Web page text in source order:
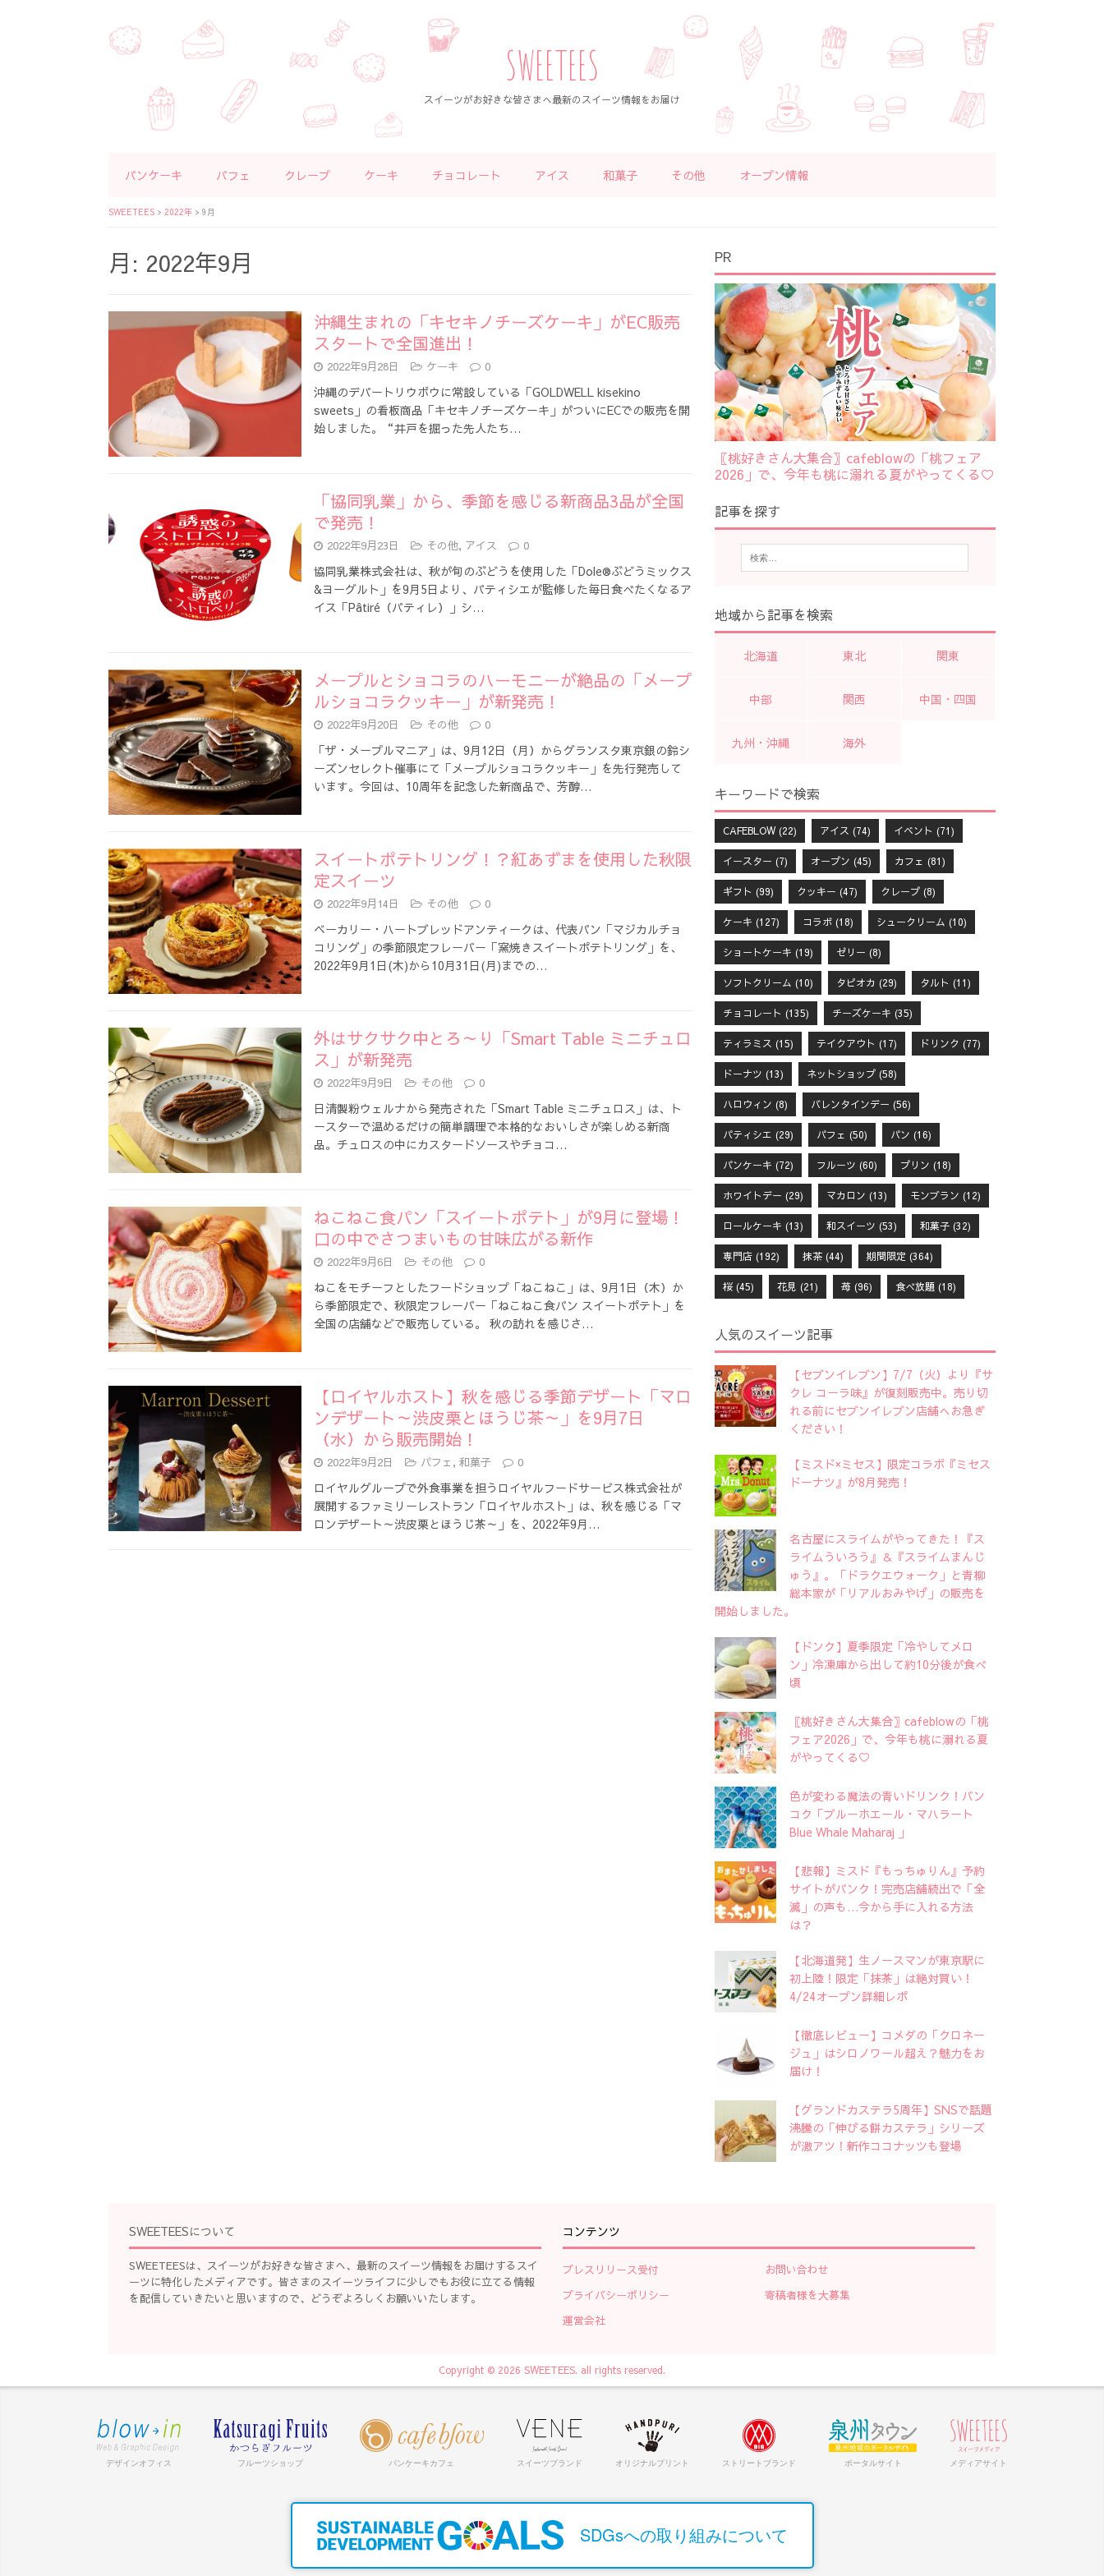
SWEETEES
スイーツがお好きな皆さまへ最新のスイーツ情報をお届け
パンケーキ パフェ クレープ ケーキ チョコレート アイス 和菓子 その他 オープン情報
SWEETEES > 2022年 > 9月
月: 2022年9月
沖縄生まれの「キセキノチーズケーキ」がEC販売
スタートで全国進出！
2022年9月28日 ケーキ 0
沖縄のデパートリウボウに常設している「GOLDWELL kisekino
sweets」の看板商品「キセキノチーズケーキ」がついにECでの販売を開
始しました。“井戸を掘った先人たち…
「協同乳業」から、季節を感じる新商品3品が全国
で発売！
2022年9月23日 その他, アイス 0
協同乳業株式会社は、秋が旬のぶどうを使用した「Dole®ぶどうミックス
&ヨーグルト」を9月5日より、パティシエが監修した毎日食べたくなるア
イス「Pâtiré（パティレ）」シ…
メープルとショコラのハーモニーが絶品の「メープ
ルショコラクッキー」が新発売！
2022年9月20日 その他 0
「ザ・メープルマニア」は、9月12日（月）からグランスタ東京銀の鈴シ
ーズンセレクト催事にて「メープルショコラクッキー」を先行発売して
います。今回は、10周年を記念した新商品で、芳醇…
スイートポテトリング！？紅あずまを使用した秋限
定スイーツ
2022年9月14日 その他 0
ベーカリー・ハートブレッドアンティークは、代表パン「マジカルチョ
コリング」の季節限定フレーバー「窯焼きスイートポテトリング」を、
2022年9月1日(木)から10月31日(月)までの…
外はサクサク中とろ～り「Smart Table ミニチュロ
ス」が新発売
2022年9月9日 その他 0
日清製粉ウェルナから発売された「Smart Table ミニチュロス」は、ト
ースターで温めるだけの簡単調理で本格的なおいしさが楽しめる新商
品。チュロスの中にカスタードソースやチョコ…
ねこねこ食パン「スイートポテト」が9月に登場！
口の中でさつまいもの甘味広がる新作
2022年9月6日 その他 0
ねこをモチーフとしたフードショップ「ねこねこ」は、9月1日（木）か
ら季節限定で、秋限定フレーバー「ねこねこ食パン スイートポテト」を
全国の店舗などで販売している。 秋の訪れを感じさ…
【ロイヤルホスト】秋を感じる季節デザート「マロ
ンデザート～渋皮栗とほうじ茶～」を9月7日
（水）から販売開始！
2022年9月2日 パフェ , 和菓子 0
ロイヤルグループで外食事業を担うロイヤルフードサービス株式会社が
展開するファミリーレストラン「ロイヤルホスト」は、秋を感じる「マ
ロンデザート～渋皮栗とほうじ茶～」を、2022年9月…
PR
〖桃好きさん大集合〗cafeblowの「桃フェア
2026」で、今年も桃に溺れる夏がやってくる♡
記事を探す
地域から記事を検索
北海道 東北 関東
中部 関西 中国・四国
九州・沖縄 海外
キーワードで検索
CAFEBLOW(22) アイス (74) イベント (71)
イースター (7) オープン (45) カフェ (81)
ギフト (99) クッキー (47) クレープ(8)
ケーキ (127) コラボ(18) シュークリーム (10)
ショートケーキ (19) ゼリー (8)
ソフトクリーム (10) タピオカ (29) タルト (11)
チョコレート (135) チーズケーキ (35)
ティラミス (15) テイクアウト (17) ドリンク (77)
ドーナツ (13) ネットショップ(58)
ハロウィン (8) バレンタインデー (56)
パティシエ (29) パフェ (50) パン (16)
パンケーキ (72) フルーツ (60) プリン (18)
ホワイトデー (29) マカロン (13) モンブラン (12)
ロールケーキ (13) 和スイーツ (53) 和菓子(32)
専門店(192) 抹茶(44) 期間限定 (364)
桜(45) 花見 (21) 苺(96) 食べ放題(18)
人気のスイーツ記事
【セブンイレブン】7/7（火）より『サ
クレ コーラ味』が復刻販売中。売り切
れる前にセブンイレブン店舗へお急ぎ
ください！
【ミスド×ミセス】限定コラボ『ミセス
ドーナツ』が8月発売！
名古屋にスライムがやってきた！『ス
ライムういろう』＆『スライムまんじ
ゅう』。「ドラクエウォーク」と青柳
総本家が「リアルおみやげ」の販売を
開始しました。
【ドンク】夏季限定「冷やしてメロ
ン」冷凍庫から出して約10分後が食べ
頃
〖桃好きさん大集合〗cafeblowの「桃
フェア2026」で、今年も桃に溺れる夏
がやってくる♡
色が変わる魔法の青いドリンク！バン
コク「ブルーホエール・マハラート
Blue Whale Maharaj 」
【悲報】ミスド『もっちゅりん』予約
サイトがパンク！完売店舗続出で「全
滅」の声も…今から手に入れる方法
は？
【北海道発】生ノースマンが東京駅に
初上陸！限定「抹茶」は絶対買い！
4/24オープン詳細レポ
【徹底レビュー】コメダの「クロネー
ジュ」はシロノワール超え？魅力をお
届け！
【グランドカステラ5周年】SNSで話題
沸騰の「伸びる餅カステラ」シリーズ
が激アツ！新作ココナッツも登場
SWEETEESについて
SWEETEESは、スイーツがお好きな皆さまへ、最新のスイーツ情報をお届けするスイ
ーツに特化したメディアです。皆さまのスイーツライフに少しでもお役に立てる情報
を配信していきたいと思いますので、どうぞよろしくお願いいたします。
コンテンツ
プレスリリース受付
お問い合わせ
プライバシーポリシー
寄稿者様を大募集
運営会社
Copyright © 2026 SWEETEES. all rights reserved.
デザインオフィス フルーツショップ パンケーキカフェ スイーツブランド オリジナルプリント ストリートブランド ポータルサイト メディアサイト
SDGsへの取り組みについて